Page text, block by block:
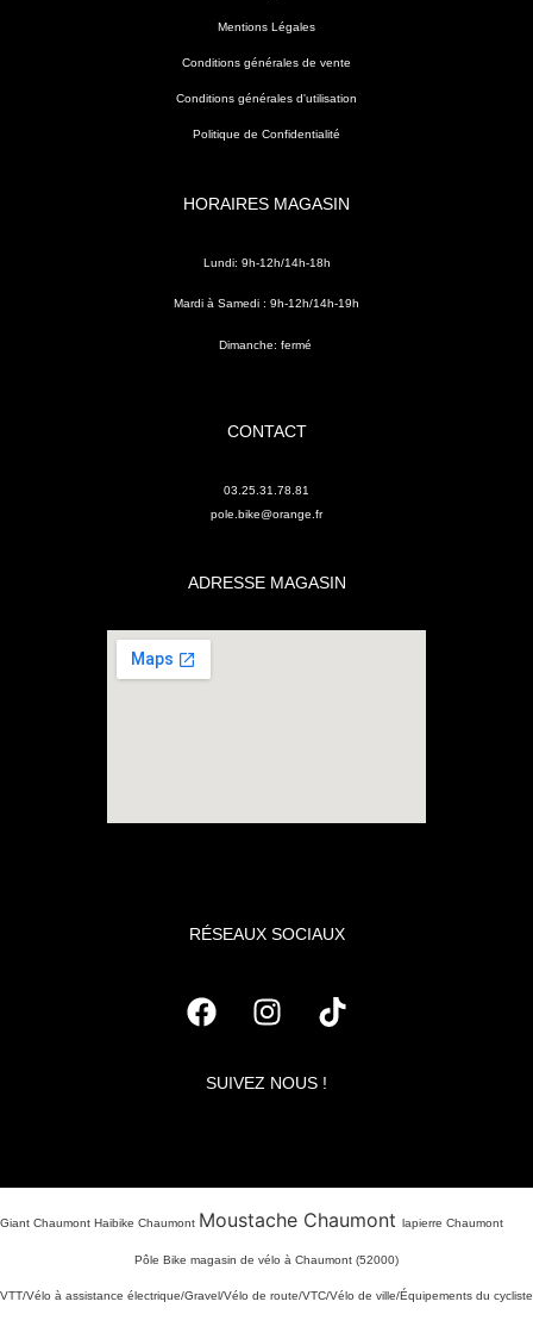
Mentions Légales
Conditions générales de vente
Conditions générales d'utilisation
Politique de Confidentialité
HORAIRES MAGASIN
Lundi: 9h-12h/14h-18h
Mardi à Samedi : 9h-12h/14h-19h
Dimanche: fermé
CONTACT
03.25.31.78.81
pole.bike@orange.fr
ADRESSE MAGASIN
RÉSEAUX SOCIAUX
SUIVEZ NOUS !
Giant Chaumont Haibike Chaumont Moustache Chaumont lapierre Chaumont
Pôle Bike magasin de vélo à Chaumont (52000)
VTT/Vélo à assistance électrique/Gravel/Vélo de route/VTC/Vélo de ville/Équipements du cycliste